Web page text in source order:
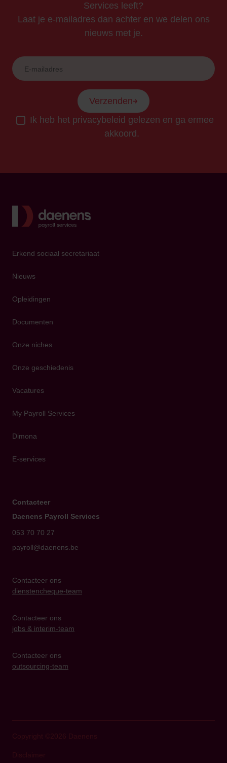
Services leeft?
Laat je e-mailadres dan achter en we delen ons
nieuws met je.
Verzenden
Ik heb het privacybeleid gelezen en ga ermee
akkoord.
Terug
Erkend sociaal secretariaat
Nieuws
Opleidingen
Documenten
Onze niches
Onze geschiedenis
Vacatures
My Payroll Services
Dimona
E-services
Contacteer
Daenens Payroll Services
053 70 70 27
payroll@daenens.be
Contacteer ons
dienstencheque-team
Contacteer ons
jobs & interim-team
Contacteer ons
outsourcing-team
Copyright ©2026 Daenens
Disclaimer